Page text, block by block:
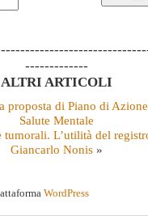
-------------
ALTRI ARTICOLI
proposta di Piano di
Salute Mentale
tumorali. L’utilità del
Giancarlo Nonis »
WordPress